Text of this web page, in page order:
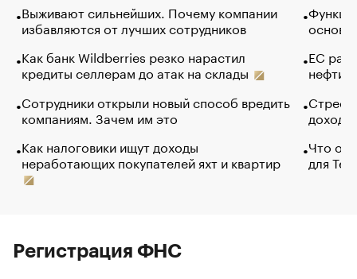
Выживают сильнейших. Почему компании
избавляются от лучших сотрудников
Как банк Wildberries резко нарастил
кредиты селлерам до атак на склады
Сотрудники открыли новый способ вредить
компаниям. Зачем им это
Как налоговики ищут доходы
неработающих покупателей яхт и квартир
основ
ЕС
нефти
Что
для
Регистрация ФНС